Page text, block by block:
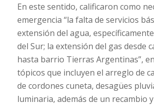
En este sentido, calificaron como
emergencia “la falta de servicios
extensión del agua,
del Sur; la extensión del gas desde
hasta barrio Tierras Argentinas”,
tópicos que incluyen el arreglo de
de cordones cuneta, desagües
luminaria, además de un recambio y